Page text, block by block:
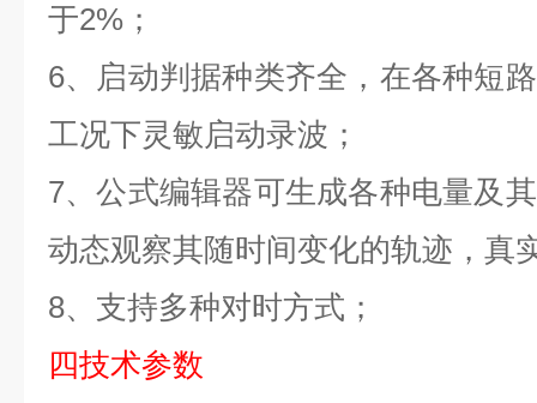
于2% ；
6、启动判据种类齐全，在各种短
工况下灵敏启动录波；
7、公式编辑器可生成各种电量及
动态观察其随时间变化的轨迹，真
8、支持多种对时方式；
四技术参数